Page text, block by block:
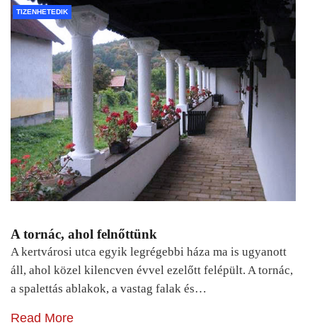
TIZENHETEDIK
A tornác, ahol felnőttünk
A kertvárosi utca egyik legrégebbi háza ma is ugyanott
áll, ahol közel kilencven évvel ezelőtt felépült. A tornác,
a spalettás ablakok, a vastag falak és…
Read More